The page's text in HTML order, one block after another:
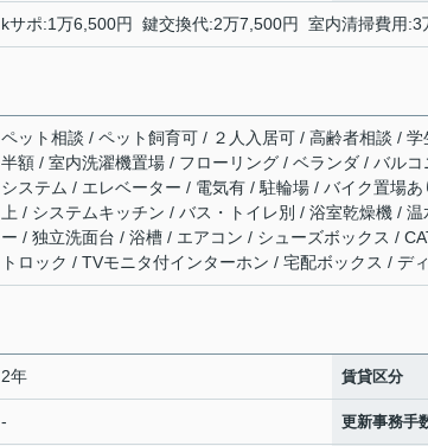
kサポ:1万6,500円 鍵交換代:2万7,500円 室内清掃費用:3
ペット相談 / ペット飼育可 / ２人入居可 / 高齢者相談 /
半額 / 室内洗濯機置場 / フローリング / ベランダ / バル
システム / エレベーター / 電気有 / 駐輪場 / バイク置場
上 / システムキッチン / バス・トイレ別 / 浴室乾燥機 /
ー / 独立洗面台 / 浴槽 / エアコン / シューズボックス /
トロック / TVモニタ付インターホン / 宅配ボックス / デ
2年 賃貸区分
- 更新事務手